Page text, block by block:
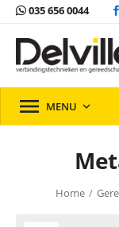
035 656 0044
 MENU 
Home /